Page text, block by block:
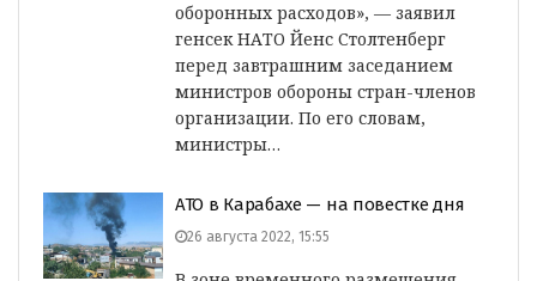
оборонных расходов», — заявил
генсек НАТО Йенс Столтенберг
перед завтрашним заседанием
министров обороны стран-членов
организации. По его словам,
министры…
АТО в Карабахе — на повестке дня
26 августа 2022, 15:55